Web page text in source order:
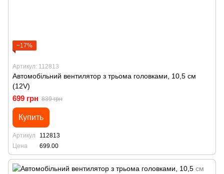
−17%
Артикул: 112813
Автомобільний вентилятор з трьома головками, 10,5 см
(12V)
699 грн 839 грн
Купить
Артикул
112813
Цена
699.00